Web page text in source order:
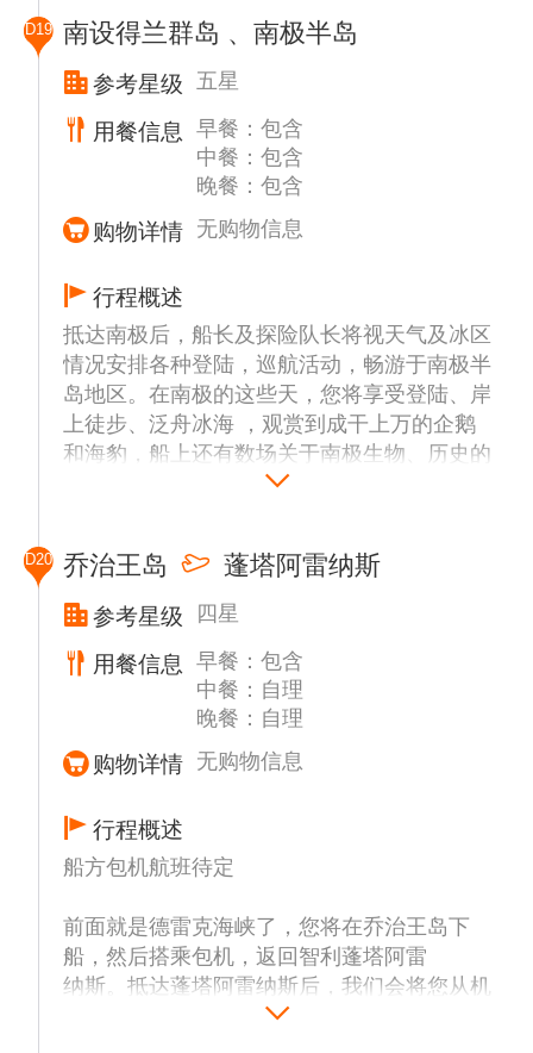
亚企鹅、黑背鸥和岬海燕繁衍下一代的圣地，
而威德尔海豹则是这里的常客。极具经验的船
员会告知你何时能在最好的角度欣赏到阿德里
情。
件具备并符合国际管理组织的规定下，将有选
择性的登陆或者巡航以下部分地点或者其他可
能地区预定前往地点：
奇幻岛 (Deception Island)
奇幻岛是一个马蹄形的岛屿，是南极洲的活火
山岛。曾经爆发过多次，最近是在1960，
1969和1970年。在1969年的喷发中，有45人
被埋葬。在1921年后的10年内这里也是捕鲸
来盛放鲸鱼油。后来英国人在此建立了B基地
用来监视德国人的动态，甚至在岛上修建了飞
机库。这里是我们在南极的最后一站了，鲸鱼
湾也是享受极地游泳的最佳地点，因为那里水
面平稳，又是活火山所以水温较高些。
雷麦瑞海峡 (Lemaire Channel)
雷麦瑞海峡又经常被翻译成利马水道，这条仅
极洲最漂亮的航道之一。这里的景色和赋予它
这个荣誉称位的原因不是用语言就可以描述出
来的。来过这里一次就会明白南极洲的迷人之
息，它很迷人，但总带给人几分畏惧；它很吸
引人，但又奇特。在晴朗的天气中，来这条神
秘的航道旅行可以说是一种享受。
D19 南设得兰群岛 、南极半岛
参考星级 五星
用餐信息
早餐：包含
中餐：包含
晚餐：包含
购物详情 无购物信息
行程概述
抵达南极后，船长及探险队长将视天气及冰区
情况安排各种登陆，巡航活动，畅游于南极半
岛地区。在南极的这些天，您将享受登陆、岸
上徒步、泛舟冰海 ，观赏到成干上万的企鹅
和海豹，船上还有数场关于南极生物、历史的
讲座。 行程安排以安全第一，由船长和船方
择性的登陆或者巡航以下部分地点或者其他可
能地区预定前往地点：
威廉敏娜湾 (Wilhelmina Bay)
威廉敏娜湾 (Wilhelmina Bay) 周围南极半岛上
巍峨的群山和深邃的冰川使人不由得感慨冰和
水的神奇与魅力。威廉敏娜湾曾经是捕鲸人经
常光顾的地方，因为这里是鲸鱼和海豹进餐的
场所。如果天气和浮冰的情况允许，还可以利
用我们的极地船近距离观看废旧的捕鲸船。
船员们赋予这里一个美丽的名字“冰块
巷”(Iceberg Alley)，一眼望去那大小不一形状
各异的浮冰感觉如同身处仙境。这48公里的航
线就是50万只阿德里企鹅的家园，同时也是巴
D20 乔治王岛 蓬塔阿雷纳斯
参考星级 四星
用餐信息
早餐：包含
中餐：自理
晚餐：自理
购物详情 无购物信息
行程概述
船方包机航班待定
前面就是德雷克海峡了，您将在乔治王岛下
船，然后搭乘包机，返回智利蓬塔阿雷
纳斯。抵达蓬塔阿雷纳斯后，我们会将您从机
场送至酒店，您可自由活动，自行安